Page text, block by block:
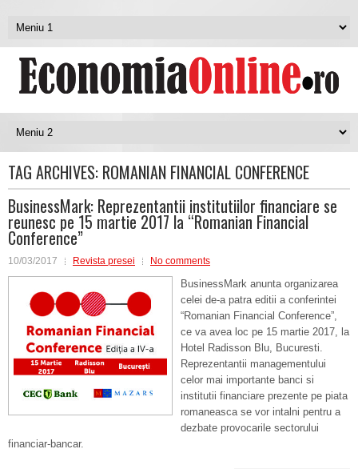
TAG ARCHIVES: ROMANIAN FINANCIAL CONFERENCE
BusinessMark: Reprezentantii institutiilor financiare se
reunesc pe 15 martie 2017 la “Romanian Financial
Conference”
10/03/2017 Revista presei No comments
BusinessMark anunta organizarea
celei de-a patra editii a conferintei
“Romanian Financial Conference”,
ce va avea loc pe 15 martie 2017, la
Hotel Radisson Blu, Bucuresti.
Reprezentantii managementului
celor mai importante banci si
institutii financiare prezente pe piata
romaneasca se vor intalni pentru a
dezbate provocarile sectorului
financiar-bancar.